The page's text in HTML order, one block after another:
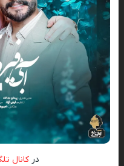
در کانال